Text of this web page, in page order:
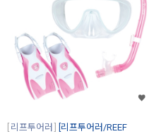
리프투어러
[리프투어러/REEF